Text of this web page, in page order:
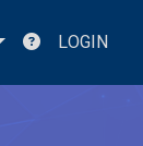
LOGIN